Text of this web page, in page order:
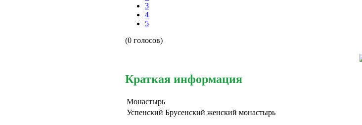
3
4
5
(0 голосов)
Краткая информация
Монастырь
Успенский Брусенский женский монастырь